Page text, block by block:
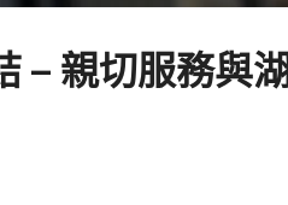
– 親切服務與湖